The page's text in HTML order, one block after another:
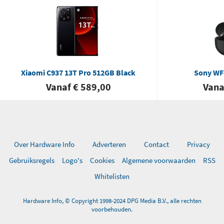
Xiaomi C937 13T Pro 512GB Black
Vanaf € 589,00
Sony
Over Hardware Info Adverteren Contact
Privacy
Gebruiksregels
Logo's Cookies Algemene voorwaarden
RSS
Whitelisten
Hardware Info, © Copyright 1998-2024 DPG Media B.V., alle rechten
voorbehouden.